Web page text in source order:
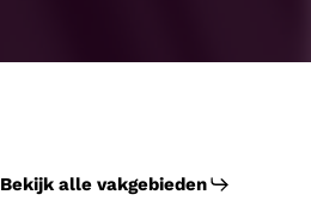
Bekijk alle vakgebieden